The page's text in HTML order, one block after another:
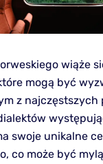
wiąże
mogą być
z najczęstszych
swoje unikalne
co może być